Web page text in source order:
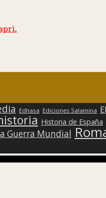
.
Edhasa Ediciones Salamina
Historia de España
Guerra Mundial